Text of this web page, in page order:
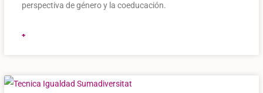
perspectiva de género y la coeducación.
+